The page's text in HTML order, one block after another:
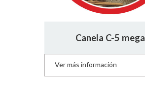
Canela C-5 mega
Ver más información